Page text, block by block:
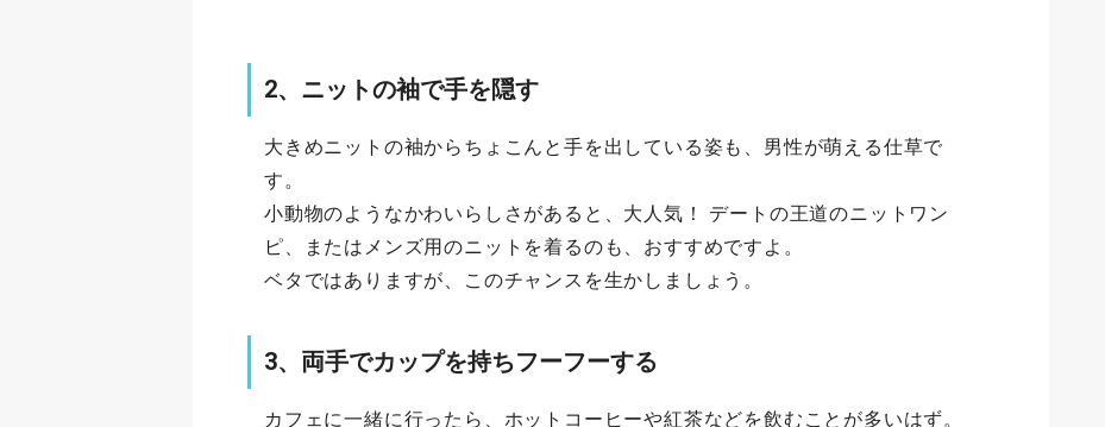
2、ニットの袖で手を隠す
大きめニットの袖からちょこんと手を出している姿も、男性が萌える仕草で
す。
小動物のようなかわいらしさがあると、大人気！ デートの王道のニットワン
ピ、またはメンズ用のニットを着るのも、おすすめですよ。
ベタではありますが、このチャンスを生かしましょう。
3、両手でカップを持ちフーフーする
カフェに一緒に行ったら、ホットコーヒーや紅茶などを飲むことが多いはず。